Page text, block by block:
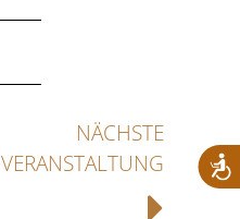
NÄCHSTE
VERANSTALTUNG